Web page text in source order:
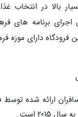
بالا در انتخاب
برنامه های
فرودگاه دارای
ارائه شده توسط
2015 است.